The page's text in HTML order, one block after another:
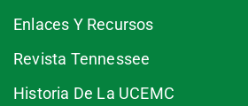
Enlaces Y Recursos
Revista Tennessee
Historia De La UCEMC